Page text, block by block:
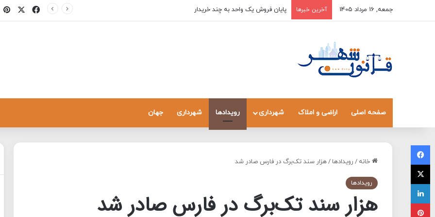
جمعه, 16 مرداد 1405 آخرین خبرها پایان فروش یک واحد به چند خریدار فیسبوک
صفحه اصلی اراضی و املاک شهرداری رویدادها شهرداری جهان
خانه / رویدادها /هزار سند تک‌برگ در فارس صادر شد
رویدادها
هزار سند تک‌برگ در فارس صادر شد
فیسبوک
X
لینکداین
پینتریست